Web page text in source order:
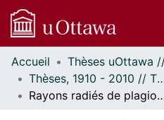
Communautés
et collections
Parcourir
Accueil
Thèses, 1910 - 2010 //
Rayons radiés de plagioclase et olivine aligée à l'intérieur de péridotite